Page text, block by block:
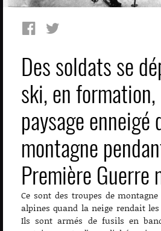
Des soldats se
ski, en formation,
paysage enneigé
montagne
Première Guerre
Ce sont des troupes de
alpines quand la neige rendait
Ils sont armés de fusils en